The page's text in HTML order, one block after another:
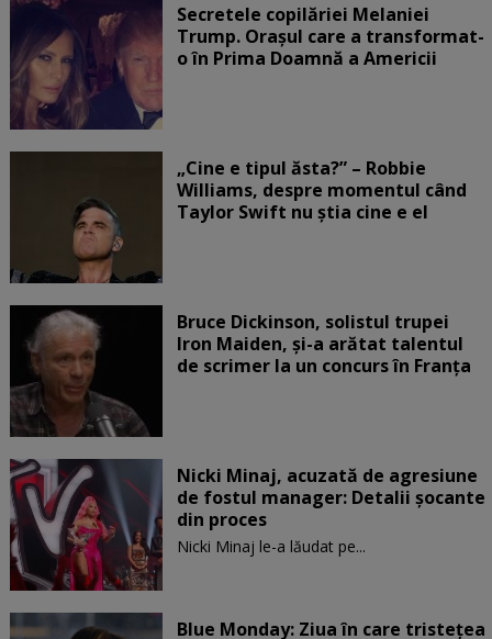
Secretele copilăriei Melaniei
Trump. Orașul care a transformat-
o în Prima Doamnă a Americii
„Cine e tipul ăsta?” – Robbie
Williams, despre momentul când
Taylor Swift nu știa cine e el
Bruce Dickinson, solistul trupei
Iron Maiden, şi-a arătat talentul
de scrimer la un concurs în Franţa
Nicki Minaj, acuzată de agresiune
de fostul manager: Detalii șocante
din proces
Nicki Minaj le-a lăudat pe...
Blue Monday: Ziua în care tristețea